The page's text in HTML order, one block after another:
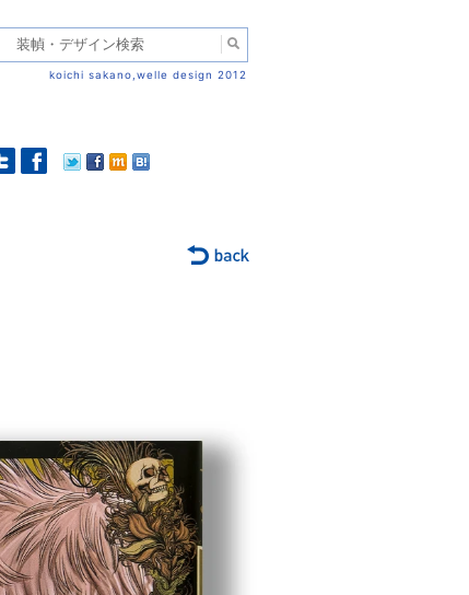
koichi sakano,welle design 2012